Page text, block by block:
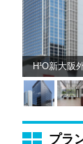
H¹O新大阪
プラ